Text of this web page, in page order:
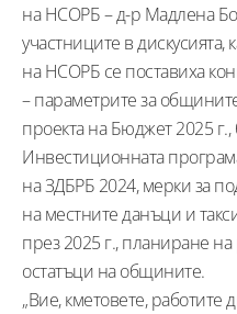
на НСОРБ – д-р Мадлена
участниците в дискусията,
на НСОРБ се поставиха
– параметрите за
проекта на Бюджет 2025
Инвестиционната
на ЗДБРБ 2024, мерки за
на местните данъци и
през 2025 г., планиране
остатъци на общините.
„Вие, кметовете, работите